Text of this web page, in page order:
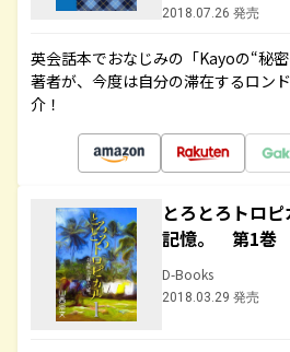
2018.07.26 発売
英会話本でおなじみの「Kayoの“秘
著者が、今度は自分の滞在するロン
介！
とろとろトロ
記憶。 第1巻
D-Books
2018.03.29 発売